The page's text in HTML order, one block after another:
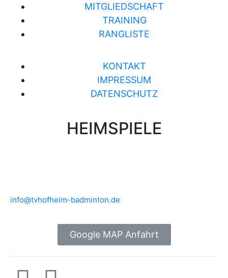
MITGLIEDSCHAFT
TRAINING
RANGLISTE
KONTAKT
IMPRESSUM
DATENSCHUTZ
HEIMSPIELE
info@tvhofheim-badminton.de
Google MAP Anfahrt